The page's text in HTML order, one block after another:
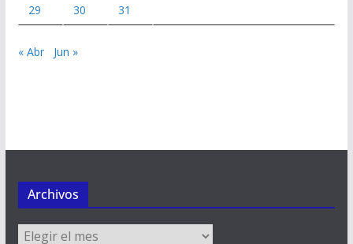
29 30 31
« Abr Jun »
Archivos
Archivos